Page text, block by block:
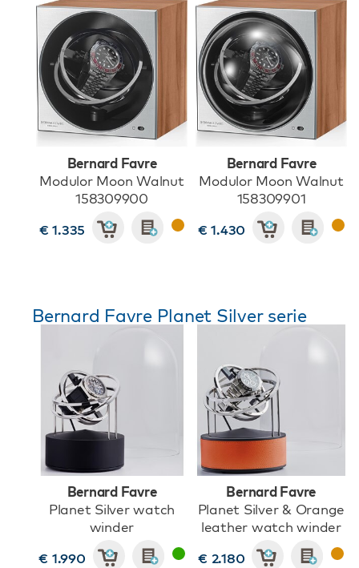
Bernard Favre
Modulor Moon Walnut
158309900
€ 1.335
Bernard Favre
Modulor Moon Walnut
158309901
€ 1.430
Bernard Favre Planet Silver serie
Bernard Favre
Planet Silver watch
winder
€ 1.990
Bernard Favre
Planet Silver & Orange
leather watch winder
€ 2.180